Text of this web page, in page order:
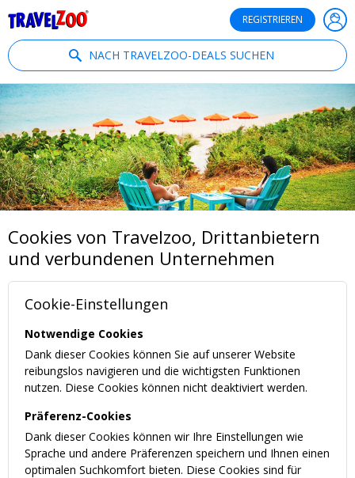
REGISTRIEREN
NACH TRAVELZOO-DEALS SUCHEN
Cookies von Travelzoo, Drittanbietern
und verbundenen Unternehmen
Cookie-Einstellungen
Notwendige Cookies
Dank dieser Cookies können Sie auf unserer Website
reibungslos navigieren und die wichtigsten Funktionen
nutzen. Diese Cookies können nicht deaktiviert werden.
Präferenz-Cookies
Dank dieser Cookies können wir Ihre Einstellungen wie
Sprache und andere Präferenzen speichern und Ihnen einen
optimalen Suchkomfort bieten. Diese Cookies sind für